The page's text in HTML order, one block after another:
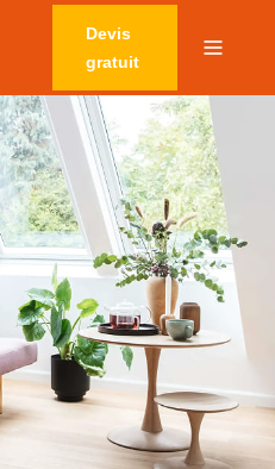
Devis
gratuit